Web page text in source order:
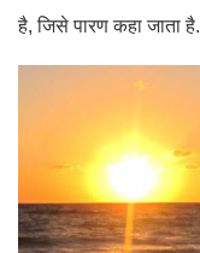
है, जिसे पारण कहा जाता है.